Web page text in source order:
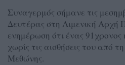
Συναγερμός σήμανε τις
Δευτέρας στη Λιμενική Αρχή
ενημέρωση ότι ένας
χωρίς τις αισθήσεις του από
Μεθώνης.